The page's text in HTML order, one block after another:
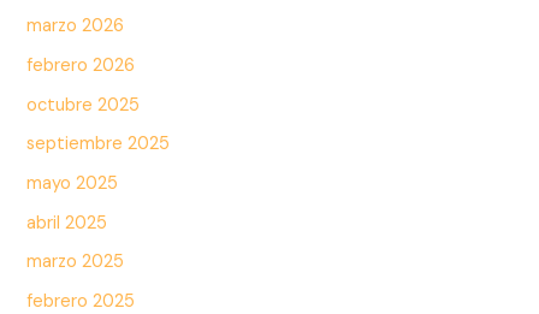
marzo 2026
febrero 2026
octubre 2025
septiembre 2025
mayo 2025
abril 2025
marzo 2025
febrero 2025